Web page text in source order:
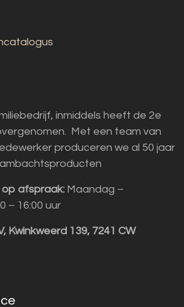
inmiddels heeft de 2e
Met een team van
produceren we al 50 jaar
afspraak: Maandag –
– 16:00 uur
Kwinkweerd 139, 7241 CW